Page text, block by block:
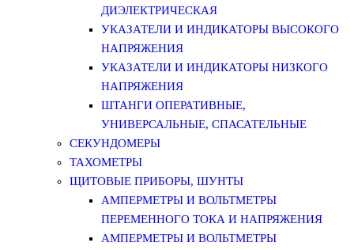
ДИЭЛЕКТРИЧЕСКАЯ
УКАЗАТЕЛИ И ИНДИКАТОРЫ ВЫСОКОГО
НАПРЯЖЕНИЯ
УКАЗАТЕЛИ И ИНДИКАТОРЫ НИЗКОГО
НАПРЯЖЕНИЯ
ШТАНГИ ОПЕРАТИВНЫЕ,
УНИВЕРСАЛЬНЫЕ, СПАСАТЕЛЬНЫЕ
СЕКУНДОМЕРЫ
ТАХОМЕТРЫ
ЩИТОВЫЕ ПРИБОРЫ, ШУНТЫ
АМПЕРМЕТРЫ И ВОЛЬТМЕТРЫ
ПЕРЕМЕННОГО ТОКА И НАПРЯЖЕНИЯ
АМПЕРМЕТРЫ И ВОЛЬТМЕТРЫ